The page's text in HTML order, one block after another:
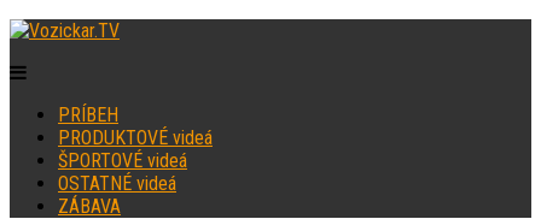
PRÍBEH
PRODUKTOVÉ videá
ŠPORTOVÉ videá
OSTATNÉ videá
ZÁBAVA